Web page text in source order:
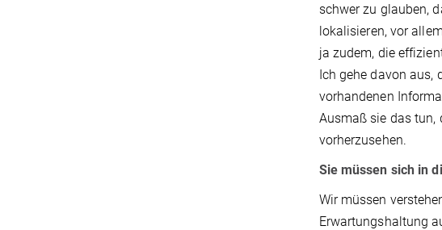
schwer zu glauben,
lokalisieren, vor
ja zudem, die
Ich gehe davon aus,
vorhandenen
Ausmaß sie das tun,
vorherzusehen.
Sie müssen sich in
Wir müssen
Erwartungshaltung